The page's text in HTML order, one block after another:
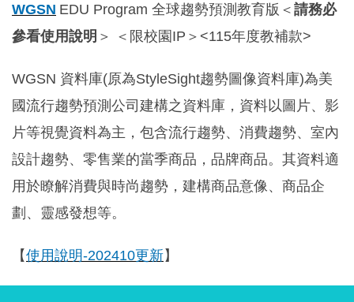
WGSN EDU Program 全球趨勢預測教育版＜ 請務必
參看使用說明 ＞ ＜限校園IP＞ <115年度教補款>
WGSN 資料庫(原為StyleSight趨勢圖像資料庫)為美
國流行趨勢預測公司建構之資料庫，資料以圖片、影
片等視覺資料為主，包含流行趨勢、消費趨勢、室內
設計趨勢、零售業的當季商品，品牌商品。其資料適
用於瞭解消費與時尚趨勢，建構商品意像、商品企
劃、靈感發想等。
【使用說明-202410更新】